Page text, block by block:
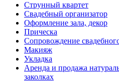
Струнный квартет
Свадебный организатор
Оформление зала, декор
Прическа
Сопровождение
Макияж
Укладка
Аренда и продажа
заколках